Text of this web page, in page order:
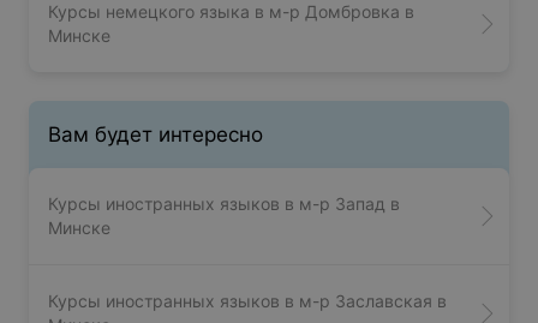
Курсы немецкого языка в м-р Домбровка в
Минске
Вам будет интересно
Курсы иностранных языков в м-р Запад в
Минске
Курсы иностранных языков в м-р Заславская в